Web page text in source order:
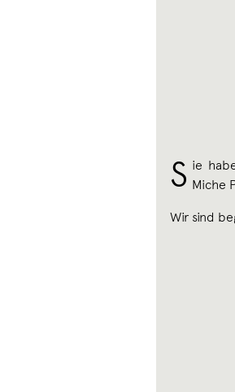
S ie
Miche
Wir sind